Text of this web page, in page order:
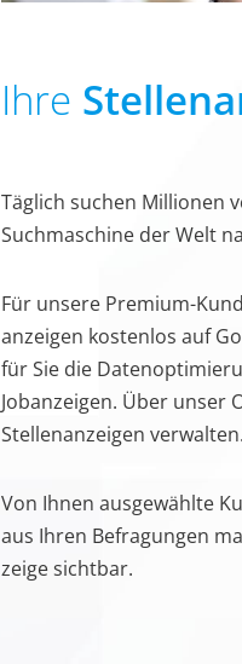
Ihre
Täglich suchen Millionen
Such­maschine der Welt
Für unsere Premium-
anzeigen kostenlos auf
für Sie die
Jobanzeigen. Über unser
Stellen­anzeigen verwalten.
Von Ihnen ausgewählte
aus Ihren Befragungen
zeige sichtbar.